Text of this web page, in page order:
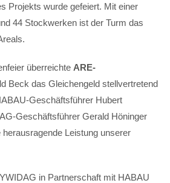
Projekts wurde gefeiert. Mit einer
44 Stockwerken ist der Turm das
überreichte ARE-
Beck das Gleichengeld stellvertretend
Geschäftsführer Hubert
Geschäftsführer Gerald Höninger
Leistung unserer
in Partnerschaft mit HABAU